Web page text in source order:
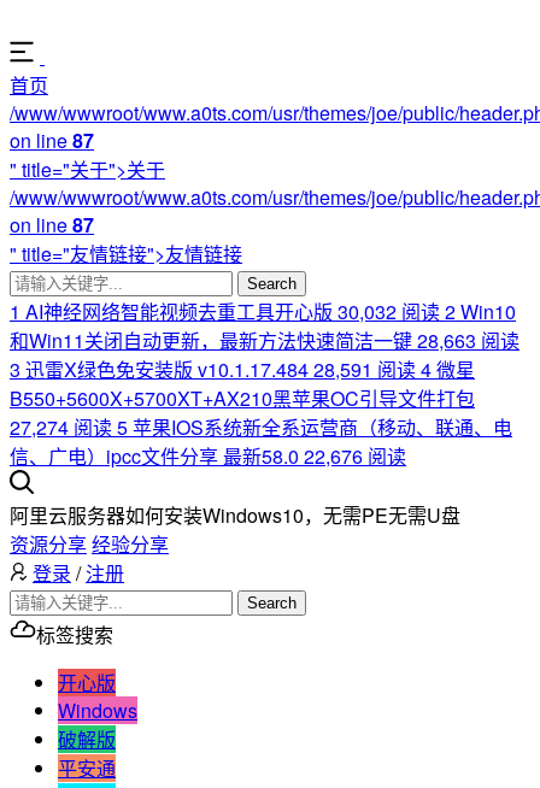
首页
/www/wwwroot/www.a0ts.com/usr/themes/joe/public/
on line87
" title="关于">关于
/www/wwwroot/www.a0ts.com/usr/themes/joe/public/
on line87
" title="友情链接">友情链接
Search
1 AI神经网络智能视频去重工具开心版 30,032 阅读2Win10
和Win11关闭自动更新，最新方法快速简洁一键28,663 阅读
3 迅雷X绿色免安装版 v10.1.17.48428,591 阅读4微星
B550+5600X+5700XT+AX210黑苹果OC引导文件打包
27,274 阅读5苹果IOS系统新全系运营商（移动、联通、电
信、广电）ipcc文件分享 最新58.0 22,676 阅读
阿里云服务器如何安装Windows10，无需PE无需U盘
资源分享经验分享
登录 /注册
Search
标签搜索
开心版
Windows
破解版
平安通